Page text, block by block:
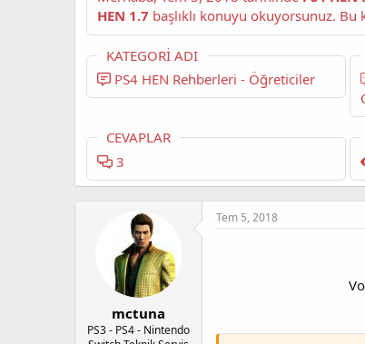
HEN 1.7
KATEGORI ADI
PS4 HEN Rehberleri - Öğreticiler
CEVAPLAR
3
mctuna
PS3 - PS4 - Nintendo
Tem 5, 2018